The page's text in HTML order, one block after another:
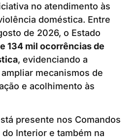
no atendimento às
doméstica. Entre
de 2026, o Estado
134 mil ocorrências de
, evidenciando a
mecanismos de
e acolhimento às
presente nos Comandos
Interior e também na